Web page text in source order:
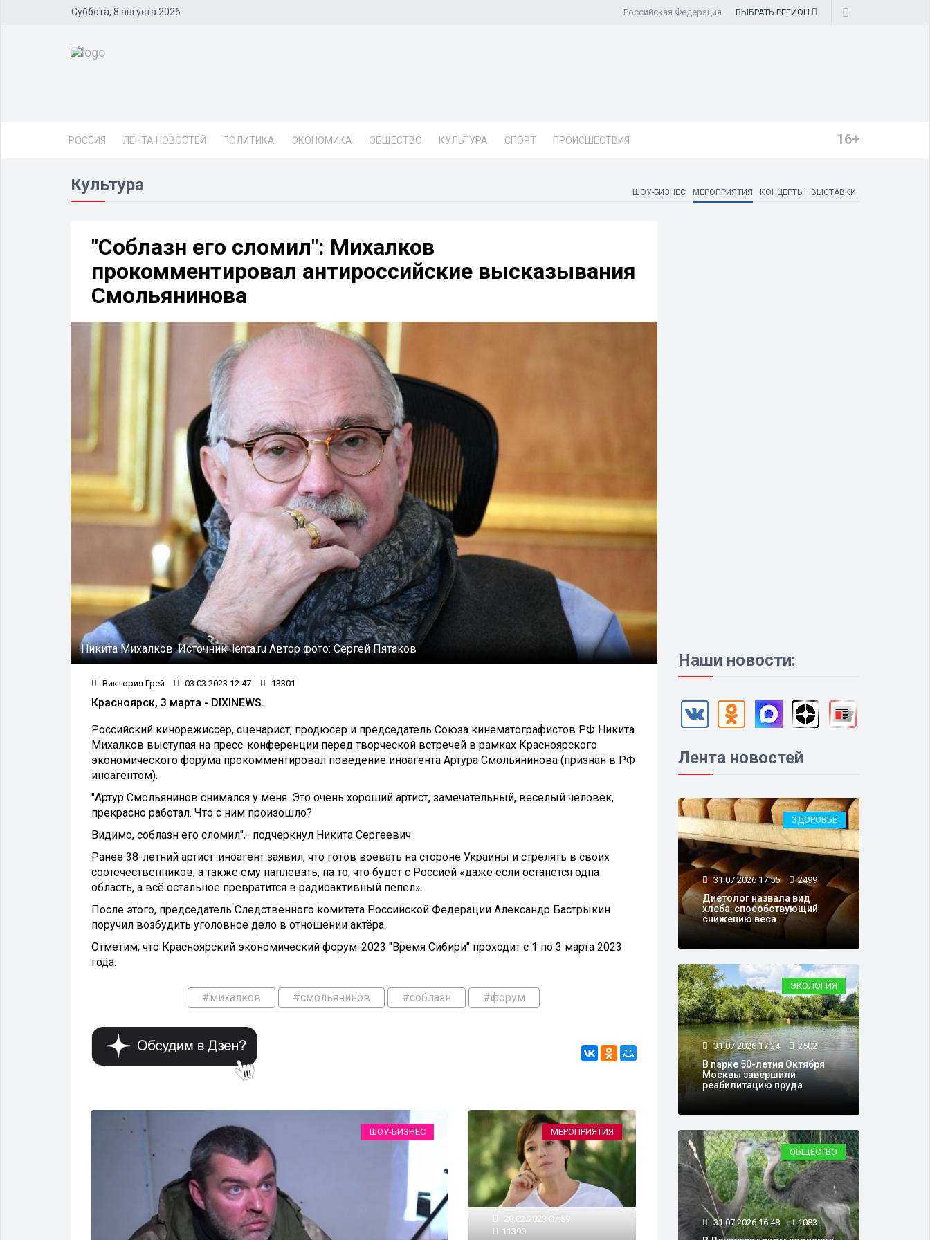
Суббота, 8 августа 2026 Российская Федерация ВЫБРАТЬ РЕГИОН
РОССИЯ ЛЕНТА НОВОСТЕЙ ПОЛИТИКА ЭКОНОМИКА ОБЩЕСТВО КУЛЬТУРА СПОРТ ПРОИСШЕСТВИЯ 16+
Культура ШОУ-БИЗНЕС МЕРОПРИЯТИЯ КОНЦЕРТЫ ВЫСТАВКИ
"Соблазн его сломил": Михалков
прокомментировал антироссийские высказывания
Смольянинова
Никита Михалков.Источник:lenta.ru Автор фото: Сергей Пятаков
Виктория Грей 03.03.2023 12:47 13301
Красноярск, 3 марта - DIXINEWS.
Российский кинорежиссёр, сценарист, продюсер и председатель Союза кинематографистов РФ Никита
Михалков выступая на пресс-конференции перед творческой встречей в рамках Красноярского
экономического форума прокомментировал поведение иноагента Артура Смольянинова (признан в РФ
иноагентом).
"Артур Смольянинов снимался у меня. Это очень хороший артист, замечательный, веселый человек,
прекрасно работал. Что с ним произошло?
Видимо, соблазн его сломил",- подчеркнул Никита Сергеевич.
Ранее 38-летний артист-иноагент заявил, что готов воевать на стороне Украины и стрелять в своих
соотечественников, а также ему наплевать, на то, что будет с Россией «даже если останется одна
область, а всё остальное превратится в радиоактивный пепел».
После этого, председатель Следственного комитета Российской Федерации Александр Бастрыкин
поручил возбудить уголовное дело в отношении актёра.
Отметим, что Красноярский экономический форум-2023 "Время Сибири" проходит с 1 по 3 марта 2023
года.
#михалков #смольянинов #соблазн #форум
ШОУ-БИЗНЕС ШОУ-БИЗНЕС
МЕРОПРИЯТИЯ
28.02.2023 07:59
11390
Наши новости:
Лента новостей
ЗДОРОВЬЕ
31.07.2026 17:55 2499
Диетолог назвала вид
хлеба, способствующий
снижению веса
ЭКОЛОГИЯ
31.07.2026 17:24 2502
В парке 50-летия Октября
Москвы завершили
реабилитацию пруда
ОБЩЕСТВО
31.07.2026 16:48 1083